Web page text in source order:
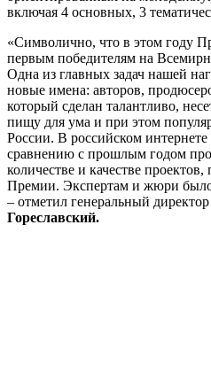
включая 4 основных, 3
«Символично, что в этом году
первым победителям на
Одна из главных задач нашей
новые имена: авторов,
который сделан талантливо,
пищу для ума и при этом
России. В российском
сравнению с прошлым годом
количестве и качестве
Премии. Экспертам и жюри
– отметил генеральный
Гореславский.